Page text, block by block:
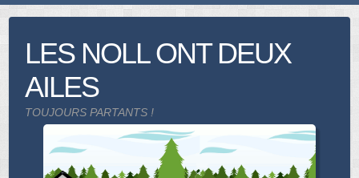
LES NOLL ONT DEUX
AILES
TOUJOURS PARTANTS !